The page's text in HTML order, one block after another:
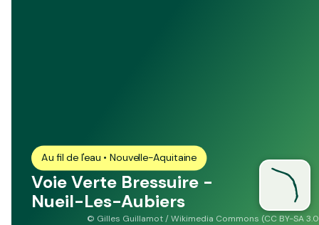
Au fil de l'eau • Nouvelle-Aquitaine
Voie Verte Bressuire -
Nueil-Les-Aubiers
© Gilles Guillamot / Wikimedia Commons (CC BY-SA